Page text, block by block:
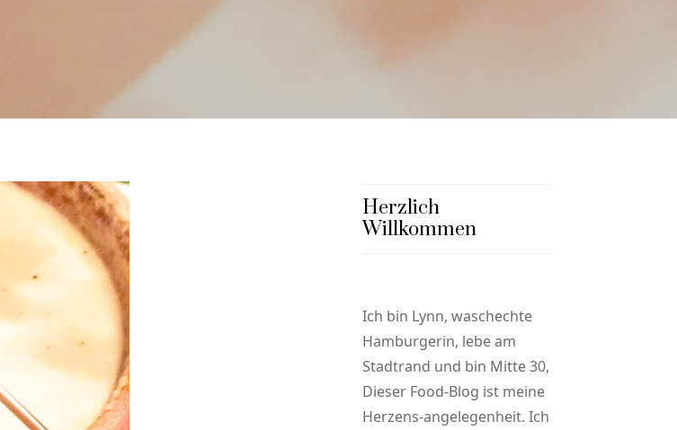
Herzlich
Willkommen
Ich bin Lynn, waschechte
Hamburgerin, lebe am
Stadtrand und bin Mitte 30,
Dieser Food-Blog ist meine
Herzens-angelegenheit. Ich